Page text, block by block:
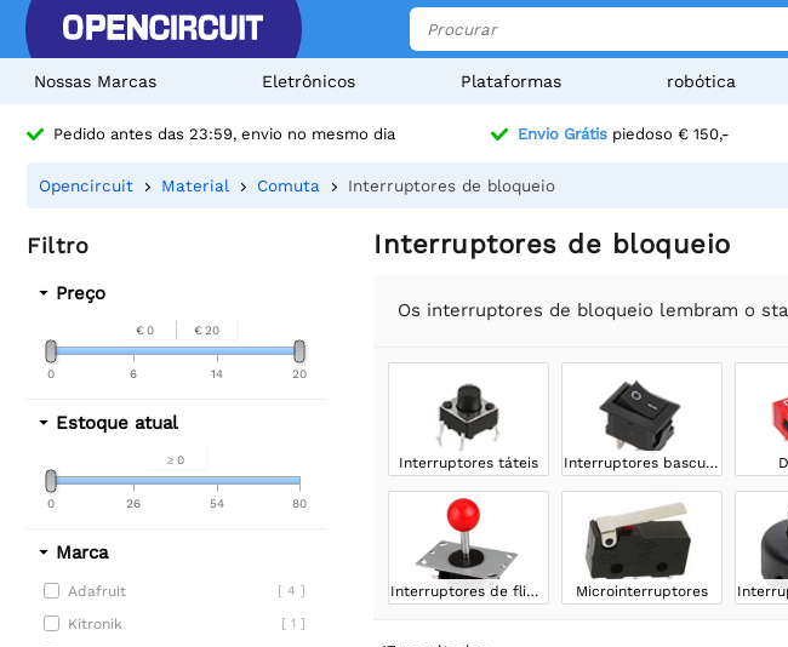
Nossas Marcas Eletrônicos Plataformas robótica
Pedido antes das 23:59, envio no mesmo dia Envio Grátispiedoso € 150,-
Opencircuit Material Comuta Interruptores de bloqueio
Filtro
Preço
€ 0 € 20
0 20
6 14
Estoque atual
≥ 0
0 80
26 54
Marca
Adafruit [ 4 ]
Kitronik [ 1 ]
Interruptores de bloqueio
Os interruptores de bloqueio lembram o
Interruptores táteis Interruptores basculantes
Interruptores de fliperama Microinterruptores